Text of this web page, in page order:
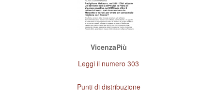
VicenzaPiù
Leggi il numero 303
Punti di distribuzione